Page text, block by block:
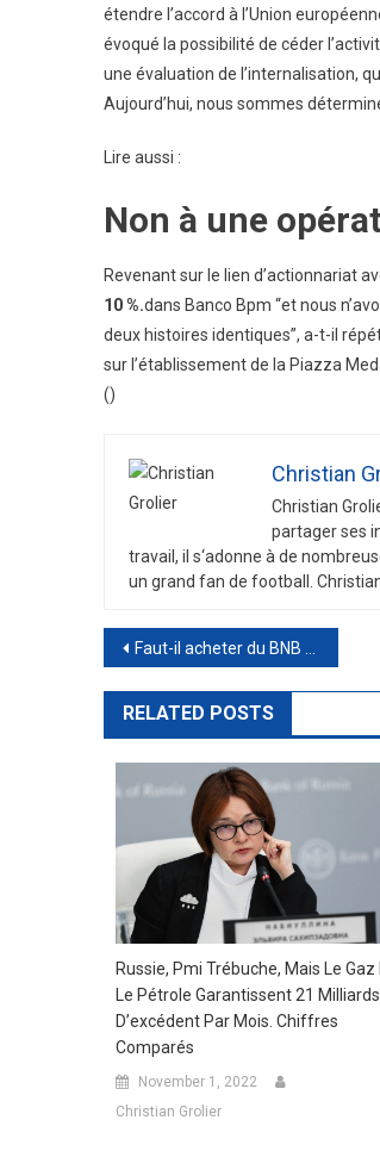
étendre l’accord à l’Union
évoqué la possibilité de céder
une évaluation de l’internalisation,
Aujourd’hui, nous sommes
Lire aussi :
Non à une
Revenant sur le lien d’actionnariat
10 %.dans Banco Bpm “et nous
deux histoires identiques”, a-t-il
sur l’établissement de la Piazza
()
Christian
Christian Gro
partagerses
travail , il s‘adonne à de nombre
un grand fan de football
Post
navigation
Faut-il acheter du BNB en 2023 ?
RELATED POSTS
Russie, Pmi Trébuche, Mais Le Gaz
Le Pétrole Garantissent 21 Milliards
D’excédent Par Mois. Chiffres
Comparés
November 1, 2022
Christian Grolier